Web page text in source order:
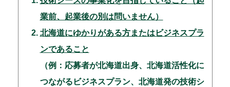
業前、起業後の別は問いません）
北海道にゆかりがある方またはビジネスプラ
ンであること
（例：応募者が北海道出身、北海道活性化に
つながるビジネスプラン、北海道発の技術シ